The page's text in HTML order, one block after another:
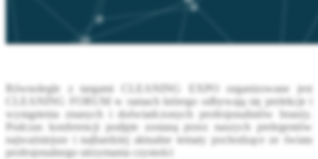
Równolegle z targami CLEANING EXPO organizowane jest
CLEANING FORUM w ramach którego odbywają się prelekcje i
wystąpienia znanych i doświadczonych profesjonalistów branży.
Podczas konferencji podjęte zostaną przez naszych prelegentów
najważniejsze i najbardziej aktualne tematy pochodzące ze świata
profesjonalnego utrzymania czystości